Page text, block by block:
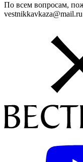
По всем вопросам,
vestnikkavkaza@mail.ru